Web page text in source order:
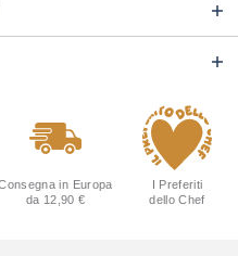
in Europa
da 12,90 €
I Preferiti
dello Chef